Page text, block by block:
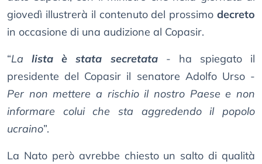
giovedì illustrerà il contenuto del prossimo decreto
in occasione di una audizione al Copasir.
“Lalista è stata secretata- ha spiegato il
presidente del Copasir il senatore Adolfo Urso -
Per non mettere a rischio il nostro Paese e non
informare colui che sta aggredendo il popolo
ucraino”.
La Nato però avrebbe chiesto un salto di qualità